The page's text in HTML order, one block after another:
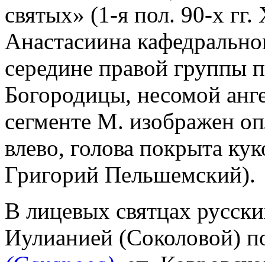
святых» (1-я пол. 90-х гг.
Анастасиина
середине правой группы
Богородицы, несомой
сегменте М. изображен
влево, голова покрыта
Григорий Пельшемский).
В лицевых святцах
Иулианией (Соколовой)